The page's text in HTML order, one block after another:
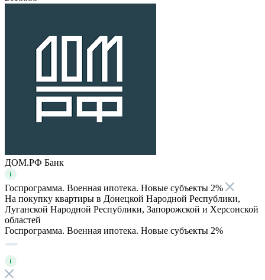
ДОМ.РФ Банк
Госпрограмма. Военная ипотека. Новые субъекты 2%
На покупку квартиры в Донецкой Народной Республики,
Луганской Народной Республики, Запорожской и Херсонской
областей
Госпрограмма. Военная ипотека. Новые субъекты 2%